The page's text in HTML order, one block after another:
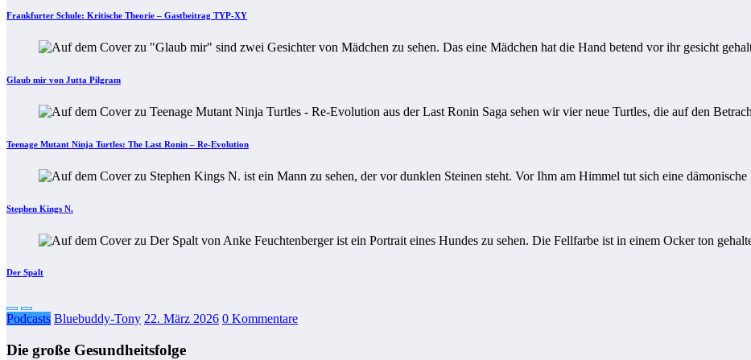
Frankfurter Schule: Kritische Theorie – Gastbeitrag TYP-XY
Glaub mir von Jutta Pilgram
Teenage Mutant Ninja Turtles: The Last Ronin – Re-Evolution
Stephen Kings N.
Der Spalt
Podcasts Bluebuddy-Tony 22. März 2026 0 Kommentare
Die große Gesundheitsfolge